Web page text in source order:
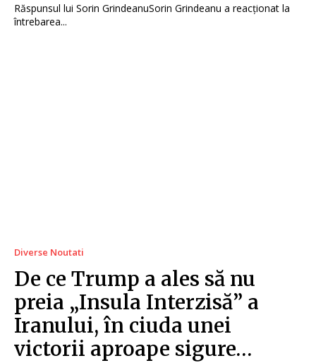
Răspunsul lui Sorin GrindeanuSorin Grindeanu a reacționat la
întrebarea...
Diverse Noutati
De ce Trump a ales să nu
preia „Insula Interzisă” a
Iranului, în ciuda unei
victorii aproape sigure…